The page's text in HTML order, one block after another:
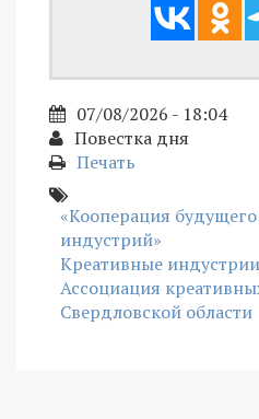
07/08/2026 - 18:04
Повестка дня
Печать
«Кооперация
индустрий»
Креативные индустрии
Ассоциация
Свердловской области